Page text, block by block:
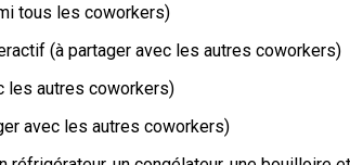
tous les coworkers)
(à partager avec les autres coworkers)
les autres coworkers)
avec les autres coworkers)